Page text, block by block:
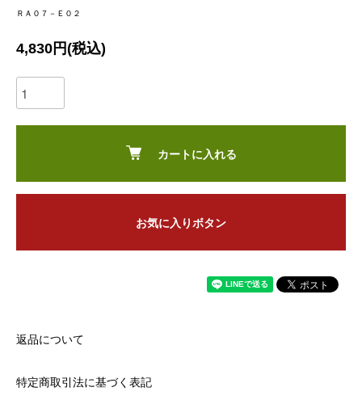
ＲＡ０７－Ｅ０２
4,830円(税込)
カートに入れる
お気に入りボタン
返品について
特定商取引法に基づく表記